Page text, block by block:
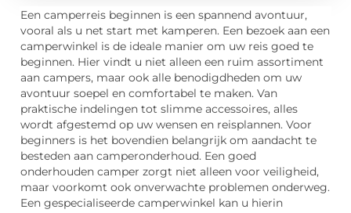
Een camperreis beginnen is een spannend avontuur,
vooral als u net start met kamperen. Een bezoek aan een
camperwinkel is de ideale manier om uw reis goed te
beginnen. Hier vindt u niet alleen een ruim assortiment
aan campers, maar ook alle benodigdheden om uw
avontuur soepel en comfortabel te maken. Van
praktische indelingen tot slimme accessoires, alles
wordt afgestemd op uw wensen en reisplannen. Voor
beginners is het bovendien belangrijk om aandacht te
besteden aan camperonderhoud. Een goed
onderhouden camper zorgt niet alleen voor veiligheid,
maar voorkomt ook onverwachte problemen onderweg.
Een gespecialiseerde camperwinkel kan u hierin